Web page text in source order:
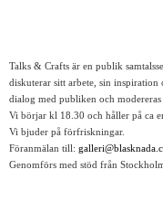
Talks & Crafts är en publik
diskuterar sitt arbete, sin inspiration
dialog med publiken och modereras
Vi börjar kl 18.30 och håller på ca
Vi bjuder på förfriskningar.
Föranmälan till:
Genomförs med stöd från